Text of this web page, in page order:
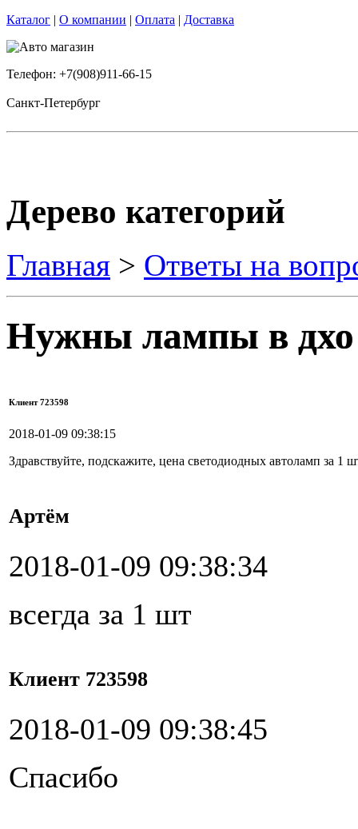
Каталог | О компании | Оплата | Доставка
Телефон: +7(908)911-66-15
Санкт-Петербург
Дерево категорий
Главная > Ответы на
Нужны лампы в дхо
Клиент 723598
2018-01-09 09:38:15
Здравствуйте, подскажите, цена светодиодных автоламп за 1
Артём
2018-01-09 09:38:34
всегда за 1 шт
Клиент 723598
2018-01-09 09:38:45
Спасибо